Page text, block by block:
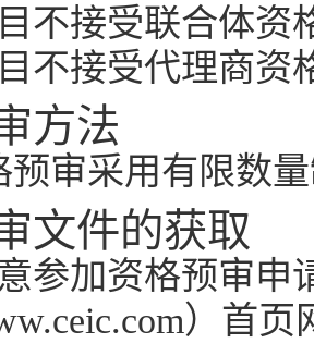
不接受联合体资
不接受代理商资
方法
预审采用有限数
文件的获取
参加资格预审
）首